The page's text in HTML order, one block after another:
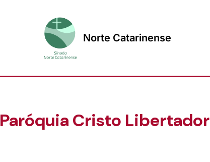
Norte Catarinense
Paróquia Cristo Libertador